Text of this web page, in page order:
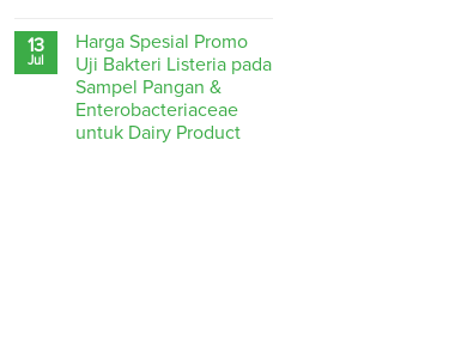
13
Jul
Harga Spesial Promo
Uji Bakteri Listeria pada
Sampel Pangan &
Enterobacteriaceae
untuk Dairy Product